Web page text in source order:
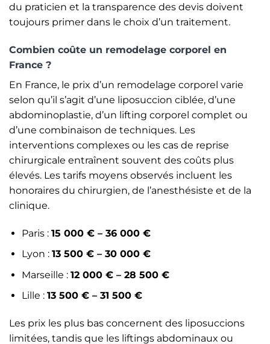
du praticien et la transparence des devis doivent
toujours primer dans le choix d’un traitement.
Combien coûte un remodelage corporel en
France ?
En France, le prix d’un remodelage corporel varie
selon qu’il s’agit d’une liposuccion ciblée, d’une
abdominoplastie, d’un lifting corporel complet ou
d’une combinaison de techniques. Les
interventions complexes ou les cas de reprise
chirurgicale entraînent souvent des coûts plus
élevés. Les tarifs moyens observés incluent les
honoraires du chirurgien, de l’anesthésiste et de la
clinique.
Paris : 15 000 € – 36 000 €
Lyon : 13 500 € – 30 000 €
Marseille : 12 000 € – 28 500 €
Lille : 13 500 € – 31 500 €
Les prix les plus bas concernent des liposuccions
limitées, tandis que les liftings abdominaux ou